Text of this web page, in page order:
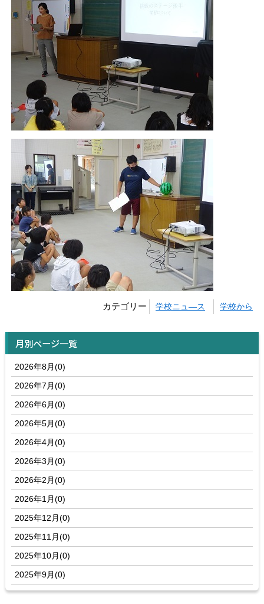
カテゴリー 学校ニュ―ス 学校から
月別ページ一覧
2026年8月(0)
2026年7月(0)
2026年6月(0)
2026年5月(0)
2026年4月(0)
2026年3月(0)
2026年2月(0)
2026年1月(0)
2025年12月(0)
2025年11月(0)
2025年10月(0)
2025年9月(0)